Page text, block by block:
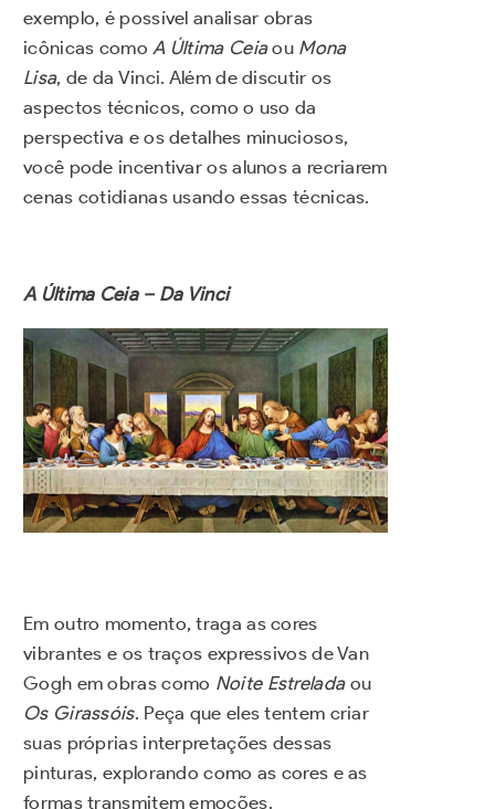
exemplo, é possível analisar obras
icônicas como A Última Ceiaou Mona
Lisa, de da Vinci. Além de discutir os
aspectos técnicos, como o uso da
perspectiva e os detalhes minuciosos,
você pode incentivar os alunos a recriarem
cenas cotidianas usando essas técnicas.
A Última Ceia – Da Vinci
Em outro momento, traga as cores
vibrantes e os traços expressivos de Van
Gogh em obras como Noite Estreladaou
Os Girassóis. Peça que eles tentem criar
suas próprias interpretações dessas
pinturas, explorando como as cores e as
formas transmitem emoções.